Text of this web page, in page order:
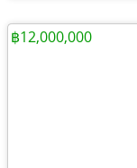
฿12,000,000